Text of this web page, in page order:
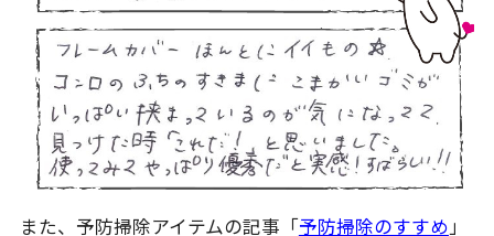
また、予防掃除アイテムの記事「予防掃除のすすめ」